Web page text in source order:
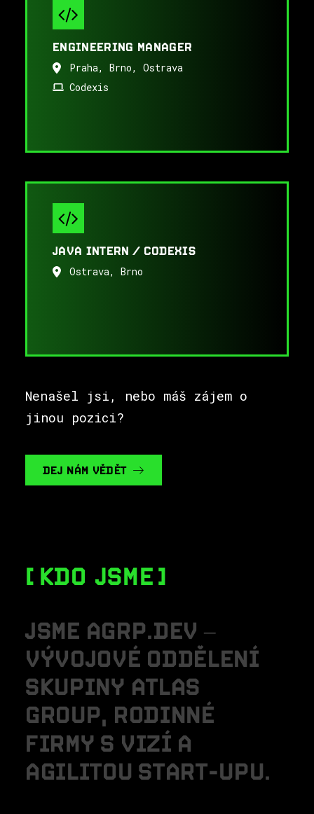
ENGINEERING MANAGER
Praha, Brno, Ostrava
Codexis
JAVA INTERN / CODEXIS
Ostrava, Brno
Nenašel jsi, nebo máš zájem o
jinou pozici?
DEJ NÁM VĚDĚT
KDO JSME
JSME AGRP.DEV –
VÝVOJOVÉ ODDĚLENÍ
SKUPINY ATLAS
GROUP, RODINNÉ
FIRMY S VIZÍ A
AGILITOU START-UPU.